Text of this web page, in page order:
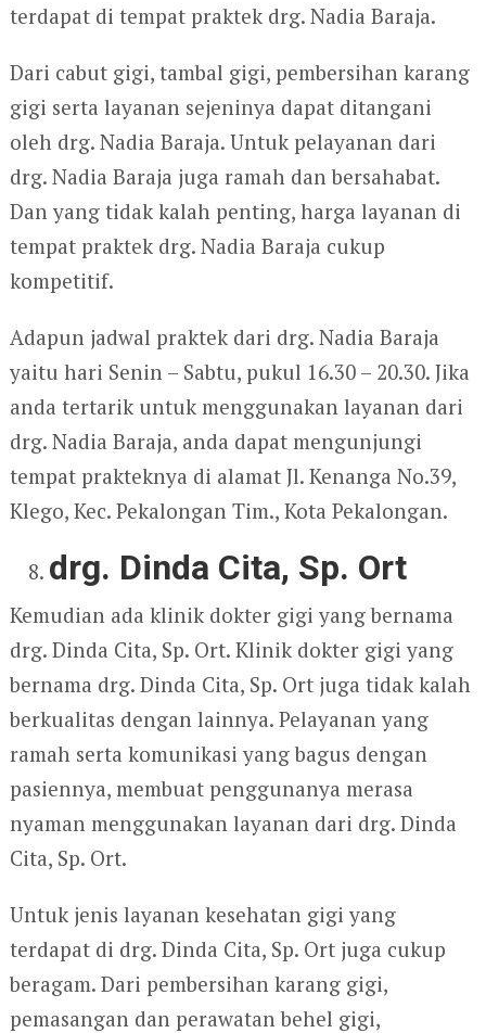
terdapat di tempat praktek drg. Nadia Baraja.
Dari cabut gigi, tambal gigi, pembersihan karang
gigi serta layanan sejeninya dapat ditangani
oleh drg. Nadia Baraja. Untuk pelayanan dari
drg. Nadia Baraja juga ramah dan bersahabat.
Dan yang tidak kalah penting, harga layanan di
tempat praktek drg. Nadia Baraja cukup
kompetitif.
Adapun jadwal praktek dari drg. Nadia Baraja
yaitu hari Senin – Sabtu, pukul 16.30 – 20.30. Jika
anda tertarik untuk menggunakan layanan dari
drg. Nadia Baraja, anda dapat mengunjungi
tempat prakteknya di alamat Jl. Kenanga No.39,
Klego, Kec. Pekalongan Tim., Kota Pekalongan.
drg. Dinda Cita, Sp. Ort
Kemudian ada klinik dokter gigi yang bernama
drg. Dinda Cita, Sp. Ort. Klinik dokter gigi yang
bernama drg. Dinda Cita, Sp. Ort juga tidak kalah
berkualitas dengan lainnya. Pelayanan yang
ramah serta komunikasi yang bagus dengan
pasiennya, membuat penggunanya merasa
nyaman menggunakan layanan dari drg. Dinda
Cita, Sp. Ort.
Untuk jenis layanan kesehatan gigi yang
terdapat di drg. Dinda Cita, Sp. Ort juga cukup
beragam. Dari pembersihan karang gigi,
pemasangan dan perawatan behel gigi,